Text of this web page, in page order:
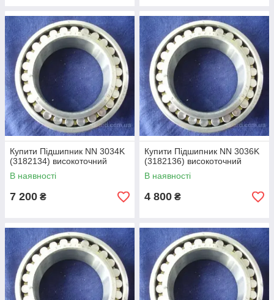
Купити Підшипник NN 3034K
(3182134) високоточний
В наявності
7 200 ₴
Купити Підшипник NN 3036K
(3182136) високоточний
В наявності
4 800 ₴